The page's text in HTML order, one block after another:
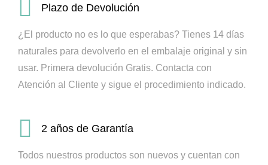
Plazo de Devolución
¿El producto no es lo que esperabas? Tienes 14 días
naturales para devolverlo en el embalaje original y sin
usar. Primera devolución Gratis. Contacta con
Atención al Cliente y sigue el procedimiento indicado.
2 años de Garantía
Todos nuestros productos son nuevos y cuentan con